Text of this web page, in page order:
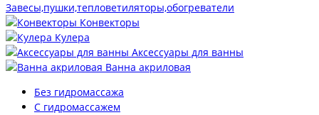
Завесы,пушки,тепловетиляторы,обогреватели
Конвекторы
Кулера
Аксессуары для ванны
Ванна акриловая
Без гидромассажа
С гидромассажем